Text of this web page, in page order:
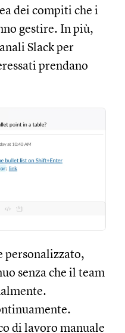
dei compiti che i
gestire. In più,
Slack per
prendano
personalizzato,
senza che il team
di lavoro manuale